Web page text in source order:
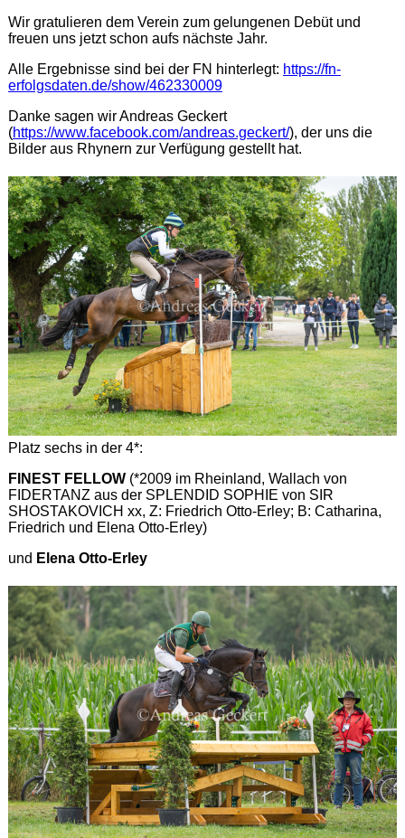
Wir gratulieren dem Verein zum gelungenen Debüt und
freuen uns jetzt schon aufs nächste Jahr.
Alle Ergebnisse sind bei der FN hinterlegt: https://fn-
erfolgsdaten.de/show/462330009
Danke sagen wir Andreas Geckert
(https://www.facebook.com/andreas.geckert/), der uns die
Bilder aus Rhynern zur Verfügung gestellt hat.
Platz sechs in der 4*:
FINEST FELLOW(*2009 im Rheinland, Wallach von
FIDERTANZ aus der SPLENDID SOPHIE von SIR
SHOSTAKOVICH xx, Z: Friedrich Otto-Erley; B: Catharina,
Friedrich und Elena Otto-Erley)
und Elena Otto-Erley